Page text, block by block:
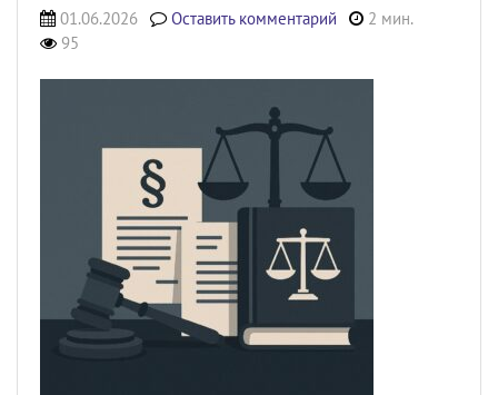
01.06.2026 Оставить комментарий
2 мин.
95